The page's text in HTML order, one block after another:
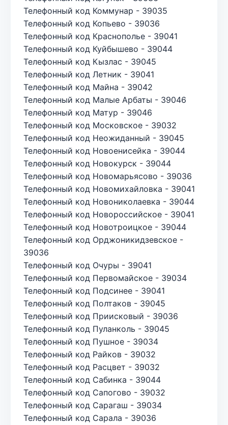
Телефонный код Коммунар - 39035
Телефонный код Копьево - 39036
Телефонный код Краснополье - 39041
Телефонный код Куйбышево - 39044
Телефонный код Кызлас - 39045
Телефонный код Летник - 39041
Телефонный код Майна - 39042
Телефонный код Малые Арбаты - 39046
Телефонный код Матур - 39046
Телефонный код Московское - 39032
Телефонный код Неожиданный - 39045
Телефонный код Новоенисейка - 39044
Телефонный код Новокурск - 39044
Телефонный код Новомарьясово - 39036
Телефонный код Новомихайловка - 39041
Телефонный код Новониколаевка - 39044
Телефонный код Новороссийское - 39041
Телефонный код Новотроицкое - 39044
Телефонный код Орджоникидзевское -
39036
Телефонный код Очуры - 39041
Телефонный код Первомайское - 39034
Телефонный код Подсинее - 39041
Телефонный код Полтаков - 39045
Телефонный код Приисковый - 39036
Телефонный код Пуланколь - 39045
Телефонный код Пушное - 39034
Телефонный код Райков - 39032
Телефонный код Расцвет - 39032
Телефонный код Сабинка - 39044
Телефонный код Сапогово - 39032
Телефонный код Сарагаш - 39034
Телефонный код Сарала - 39036